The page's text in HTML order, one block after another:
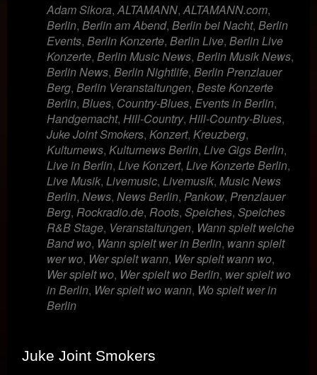
Adam Sikora,ALTAMANN,ALTAMANN.com,
Berlin, Berlin am Abend, Berlin bei Nacht, Berlin
Events, Berlin Konzerte, Berlin Live, Berlin Live
Konzerte, Berlin Music News, Berlin Musik News,
Berlin News, Berlin Nightlife, Berlin Prenzlauer
Berg, Berlin Veranstaltungen, Beste Konzerte
Berlin, Blues, Country-Blues, Events in Berlin,
Handgemacht, Hill-Country, Hill-Country-Blues,
Juke Joint Smokers, Konzert, Kreuzberg,
Kulturnews, Kulturnews Berlin, Live Gigs Berlin,
Live in Berlin, Live Konzert, Live Konzerte Berlin,
Live Musik, Livemusic, Livemusik, Music News
Berlin, News, News Berlin, Pankow, Prenzlauer
Berg, Rockradio.de, Roots, Speiches, Speiches
R&B Stage, Veranstaltungen, Wann spielt welche
Band wo, Wann spielt wer in Berlin, wann spielt
wer wo, Wer spielt wann, Wer spielt wann wo,
Wer spielt wo, Wer spielt wo Berlin, wer spielt wo
in Berlin, Wer spielt wo wann, Wo spielt wer in
Berlin
Juke Joint Smokers